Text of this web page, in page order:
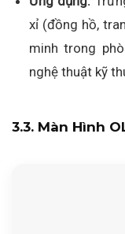
xỉ (đồng hồ,
minh trong
nghệ thuật kỹ
3.3. Màn Hình